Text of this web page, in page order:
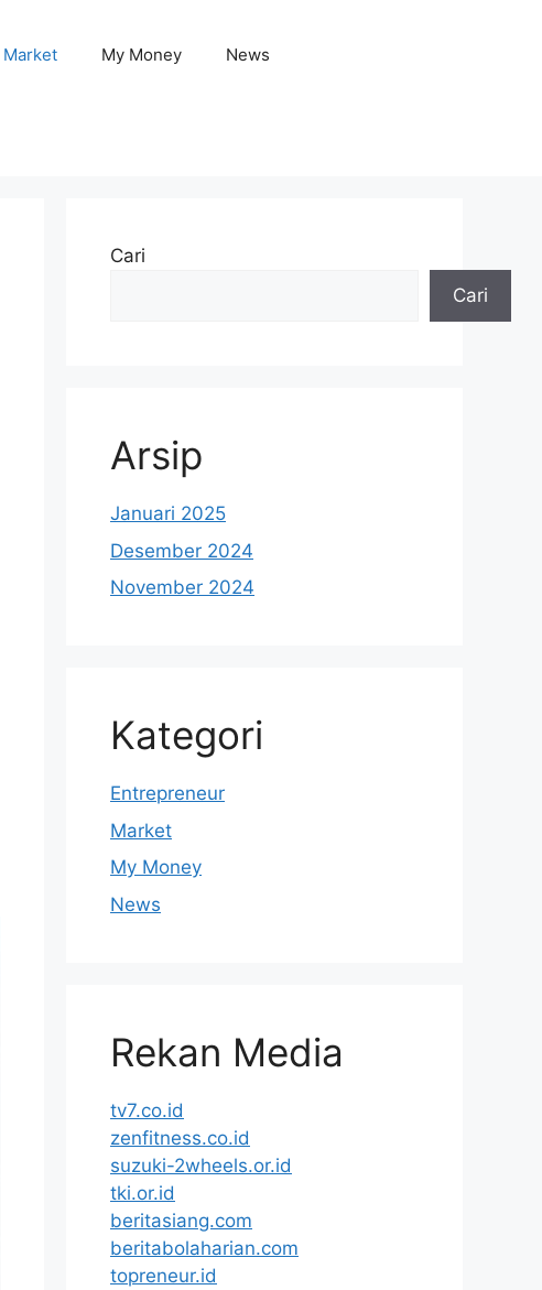
Market My Money News
Cari
Cari
Arsip
Januari 2025
Desember 2024
November 2024
Kategori
Entrepreneur
Market
My Money
News
Rekan Media
tv7.co.id
zenfitness.co.id
suzuki-2wheels.or.id
tki.or.id
beritasiang.com
beritabolaharian.com
topreneur.id